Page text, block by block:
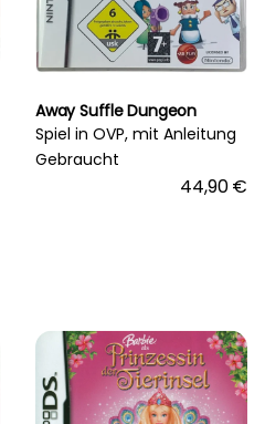
Away Suffle Dungeon
Spiel in OVP, mit Anleitung
Gebraucht
44,90 €